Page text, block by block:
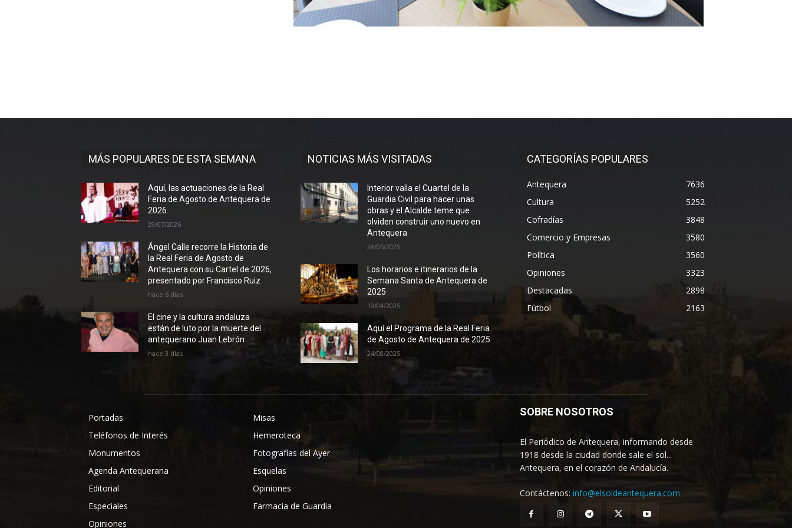
MÁS POPULARES DE ESTA SEMANA
Aquí, las actuaciones de la Real
Feria de Agosto de Antequera de
2026
29/07/2026
Ángel Calle recorre la Historia de
la Real Feria de Agosto de
Antequera con su Cartel de 2026,
presentado por Francisco Ruiz
hace 6 días
El cine y la cultura andaluza
están de luto por la muerte del
antequerano Juan Lebrón
hace 3 días
NOTICIAS MÁS VISITADAS
Interior valla el Cuartel de la
Guardia Civil para hacer unas
obras y el Alcalde teme que
olviden construir uno nuevo en
Antequera
28/05/2025
Los horarios e itinerarios de la
Semana Santa de Antequera de
2025
19/04/2025
Aquí el Programa de la Real Feria
de Agosto de Antequera de 2025
24/08/2025
CATEGORÍAS POPULARES
Antequera
7636
Cultura
5252
Cofradías
3848
Comercio y Empresas
3580
Política
3560
Opiniones
3323
Destacadas
2898
Fútbol
2163
Portadas
Teléfonos de Interés
Monumentos
Agenda Antequerana
Editorial
Especiales
Opiniones
Misas
Hemeroteca
Fotografías del Ayer
Esquelas
Opiniones
Farmacia de Guardia
SOBRE NOSOTROS
El Periódico de Antequera, informando desde
1918 desde la ciudad donde sale el sol...
Antequera, en el corazón de Andalucía.
Contáctenos: info@elsoldeantequera.com